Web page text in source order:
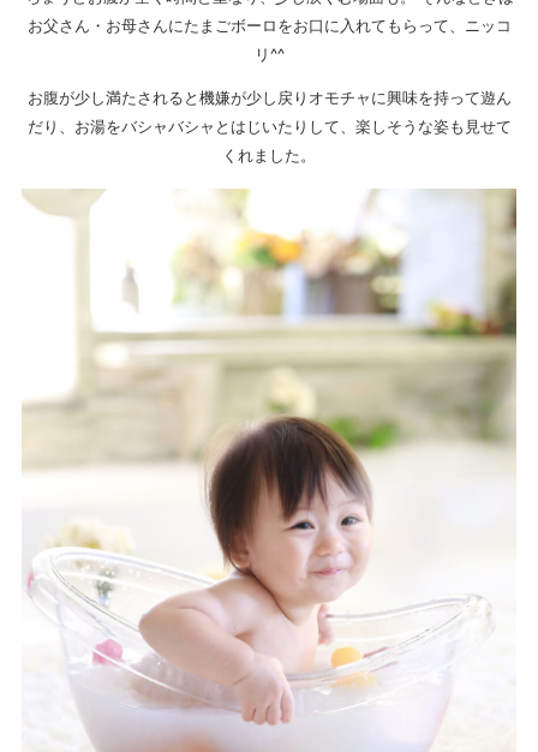
お父さん・お母さんにたまごボーロをお口に入れてもらって、ニッコ
リ^^
お腹が少し満たされると機嫌が少し戻りオモチャに興味を持って遊ん
だり、お湯をバシャバシャとはじいたりして、楽しそうな姿も見せて
くれました。